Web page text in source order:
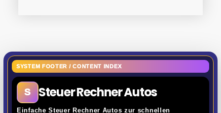
SYSTEM FOOTER / CONTENT INDEX
S Steuer Rechner Autos
Einfache Steuer Rechner Autos zur schnellen